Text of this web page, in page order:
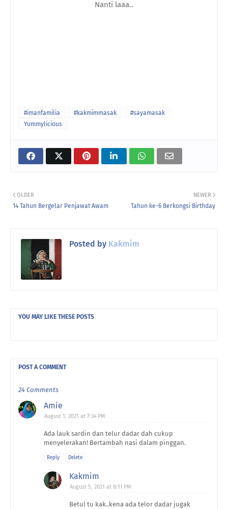
Nanti laaa..
#imanfamilia #kakmimmasak
#sayamasak
Yummylicious
NEWER
Tahun ke-6 Berkongsi Birthday
OLDER
14 Tahun Bergelar Penjawat Awam
Posted by Kakmim
YOU MAY LIKE THESE POSTS
POST A COMMENT
24 Comments
Amie
August 1, 2021 at 7:34 PM
Ada lauk sardin dan telur dadar dah cukup
menyelerakan! Bertambah nasi dalam pinggan.
Reply Delete
Kakmim
August 5, 2021 at 8:11 PM
Betul tu kak..kena ada telor dadar jugak